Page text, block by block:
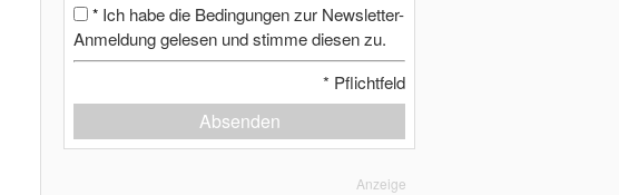
* Ich habe die Bedingungen zur Newsletter-
Anmeldung gelesen und stimme diesen zu.
* Pflichtfeld
Absenden
Anzeige